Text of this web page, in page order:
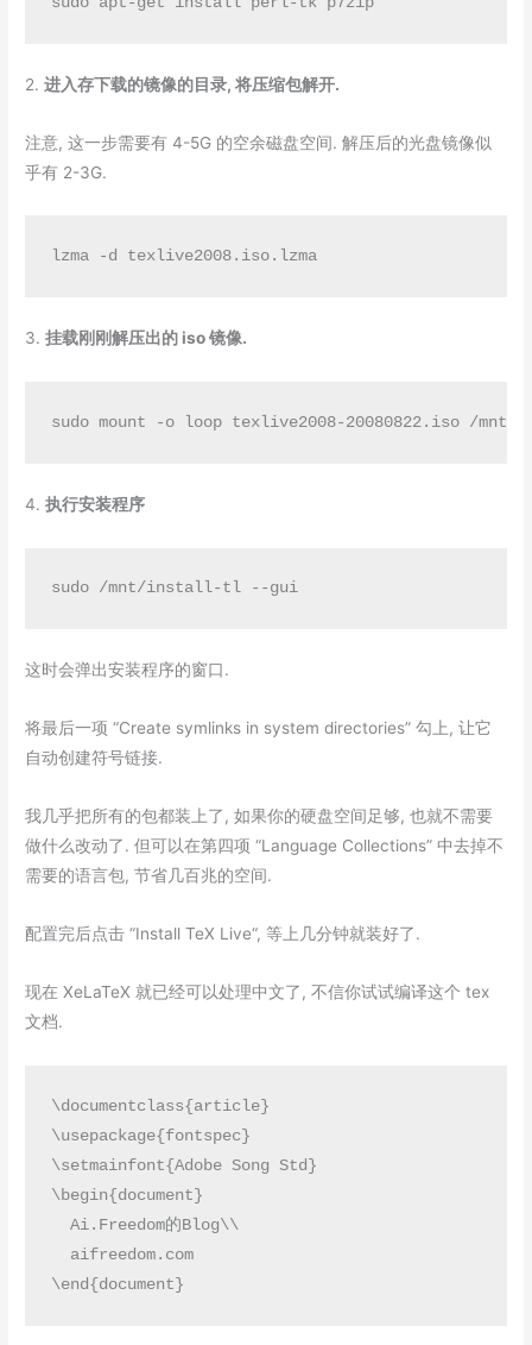
2.进入存下载的镜像的目录, 将压缩包解开.
注意, 这一步需要有 4-5G 的空余磁盘空间. 解压后的光盘镜像似
乎有 2-3G.
lzma -d texlive2008.iso.lzma
3.挂载刚刚解压出的 iso 镜像.
sudo mount -o loop texlive2008-20080822.iso /mnt
4.执行安装程序
sudo /mnt/install-tl --gui
这时会弹出安装程序的窗口.
将最后一项 “Create symlinks in system directories” 勾上, 让它
自动创建符号链接.
我几乎把所有的包都装上了, 如果你的硬盘空间足够, 也就不需要
做什么改动了. 但可以在第四项 “Language Collections” 中去掉不
需要的语言包, 节省几百兆的空间.
配置完后点击 “Install TeX Live“, 等上几分钟就装好了.
现在 XeLaTeX 就已经可以处理中文了, 不信你试试编译这个 tex
文档.
\documentclass{article}
\usepackage{fontspec}
\setmainfont{Adobe Song Std}
\begin{document}
  Ai.Freedom的Blog\\
  aifreedom.com
\end{document}